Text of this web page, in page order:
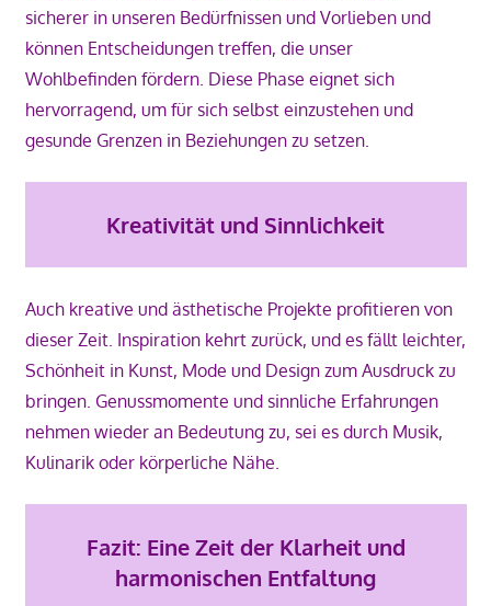
sicherer in unseren Bedürfnissen und Vorlieben und
können Entscheidungen treffen, die unser
Wohlbefinden fördern. Diese Phase eignet sich
hervorragend, um für sich selbst einzustehen und
gesunde Grenzen in Beziehungen zu setzen.
Kreativität und Sinnlichkeit
Auch kreative und ästhetische Projekte profitieren von
dieser Zeit. Inspiration kehrt zurück, und es fällt leichter,
Schönheit in Kunst, Mode und Design zum Ausdruck zu
bringen. Genussmomente und sinnliche Erfahrungen
nehmen wieder an Bedeutung zu, sei es durch Musik,
Kulinarik oder körperliche Nähe.
Fazit: Eine Zeit der Klarheit und
harmonischen Entfaltung